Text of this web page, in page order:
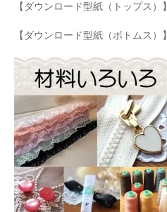
【ダウンロード型紙（トップス）】
【ダウンロード型紙（ボトムス）】